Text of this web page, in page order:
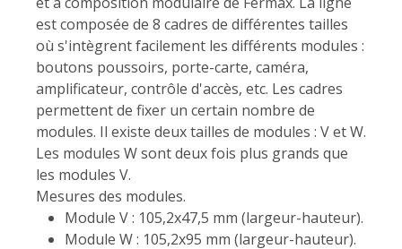
est composée de 8 cadres de différentes tailles
où s'intègrent facilement les différents modules :
boutons poussoirs, porte-carte, caméra,
amplificateur, contrôle d'accès, etc. Les cadres
permettent de fixer un certain nombre de
modules. Il existe deux tailles de modules : V et W.
Les modules W sont deux fois plus grands que
les modules V.
Mesures des modules.
Module V : 105,2x47,5 mm (largeur-hauteur).
Module W : 105,2x95 mm (largeur-hauteur).